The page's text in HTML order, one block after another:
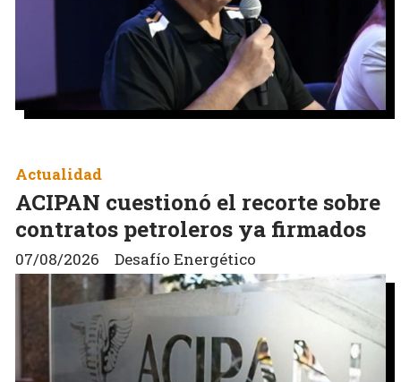
ACIPAN cuestionó el recorte sobre
contratos petroleros ya firmados
Desafío Energético
Actualidad
07/08/2026